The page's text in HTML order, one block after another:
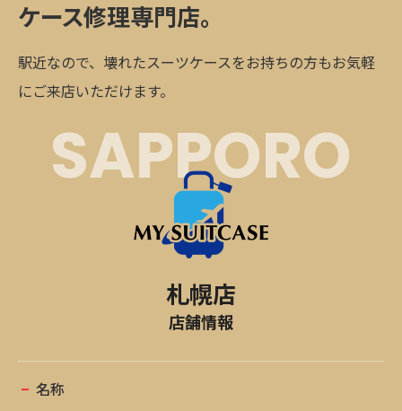
ケース修理専門店。
駅近なので、壊れたスーツケースをお持ちの方もお気軽
にご来店いただけます。
SAPPORO
札幌店
店舗情報
名称